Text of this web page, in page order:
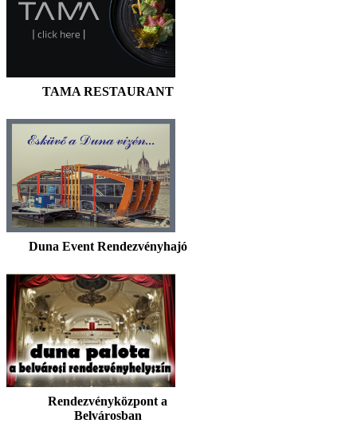
TAMA RESTAURANT
Duna Event Rendezvényhajó
Rendezvényközpont a
Belvárosban